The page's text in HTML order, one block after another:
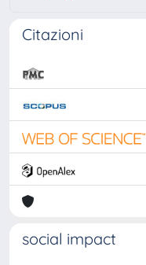
Citazioni
social impact